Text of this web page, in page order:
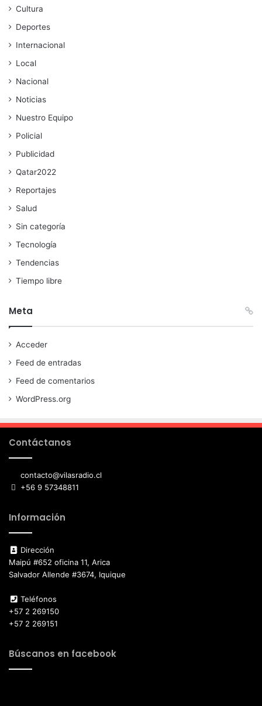
Cultura
Deportes
Internacional
Local
Nacional
Noticias
Nuestro Equipo
Policial
Publicidad
Qatar2022
Reportajes
Salud
Sin categoría
Tecnología
Tendencias
Tiempo libre
Meta
Acceder
Feed de entradas
Feed de comentarios
WordPress.org
Contáctanos
contacto@vilasradio.cl
+56 9 57348811
Información
Dirección
Maipú #652 oficina 11, Arica
Salvador Allende #3674, Iquique
Teléfonos
+57 2 269150
+57 2 269151
Búscanos en facebook